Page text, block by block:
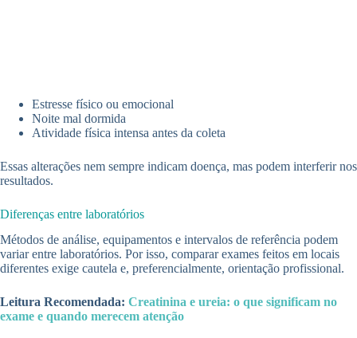
Estresse físico ou emocional
Noite mal dormida
Atividade física intensa antes da coleta
Essas alterações nem sempre indicam doença, mas podem interferir nos
resultados.
Diferenças entre laboratórios
Métodos de análise, equipamentos e intervalos de referência podem
variar entre laboratórios. Por isso, comparar exames feitos em locais
diferentes exige cautela e, preferencialmente, orientação profissional.
Leitura Recomendada: Creatinina e ureia: o que significam no
exame e quando merecem atenção